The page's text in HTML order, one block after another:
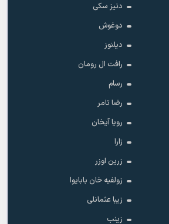
دنیز سکی
دوغوش
دیلنوز
رافت ال رومان
رسام
رضا تامر
رویا آیخان
زارا
زرین اوزر
زولفیه خان بابایوا
زیبا عثمانلی
زینب